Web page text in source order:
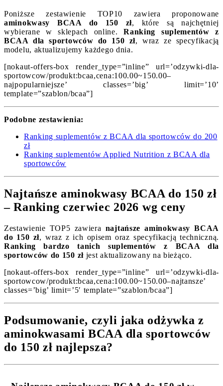
Poniższe zestawienie TOP10 zawiera proponowane
aminokwasy BCAA do 150 zł, które są najchętniej
wybierane w sklepach online.Ranking suplementów z
BCAA dla sportowców do 150 zł, wraz ze specyfikacją
modelu, aktualizujemy każdego dnia.
[nokaut-offers-box render_type=”inline” url=’odzywki-dla-
sportowcow/produkt:bcaa,cena:100.00~150.00–
najpopularniejsze’ classes=’big’ limit=’10’
template=”szablon/bcaa”]
Podobne zestawienia:
Ranking suplementów z BCAA dla sportowców do 200
zł
Ranking suplementów Applied Nutrition z BCAA dla
sportowców
Najtańsze aminokwasy BCAA do 150 zł
– Ranking czerwiec 2026 wg ceny
Zestawienie TOP5 zawiera najtańsze aminokwasy BCAA
do 150 zł, wraz z ich opisem oraz specyfikacją techniczną.
Ranking bardzo tanich suplementów z BCAA dla
sportowców do 150 zł jest aktualizowany na bieżąco.
[nokaut-offers-box render_type=”inline” url=’odzywki-dla-
sportowcow/produkt:bcaa,cena:100.00~150.00–najtansze’
classes=’big’ limit=’5′ template=”szablon/bcaa”]
Podsumowanie, czyli jaka odżywka z
aminokwasami BCAA dla sportowców
do 150 zł najlepsza?